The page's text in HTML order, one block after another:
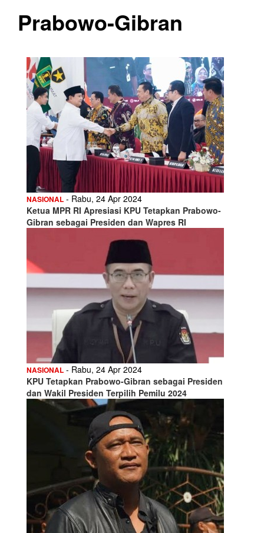
Prabowo-Gibran
NASIONAL - Rabu, 24 Apr 2024
Ketua MPR RI Apresiasi KPU Tetapkan Prabowo-
Gibran sebagai Presiden dan Wapres RI
NASIONAL - Rabu, 24 Apr 2024
KPU Tetapkan Prabowo-Gibran sebagai Presiden
dan Wakil Presiden Terpilih Pemilu 2024